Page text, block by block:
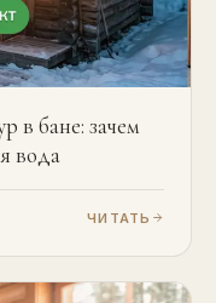
в бане: зачем
вода
ЧИТАТЬ